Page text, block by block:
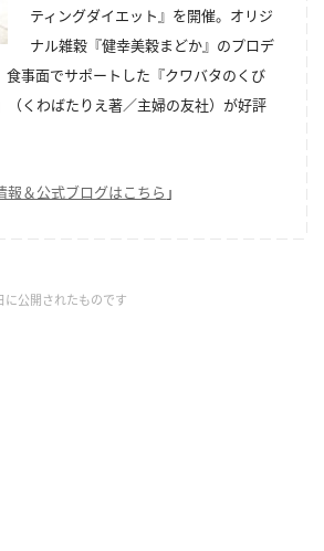
ティングダイエット』を開催。オリジ
ナル雑穀『健幸美穀まどか』のプロデ
食事面でサポートした『クワバタのくび
（くわばたりえ著／主婦の友社）が好評
報＆公式ブログはこちら 」
公開されたものです